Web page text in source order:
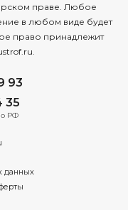
праве. Любое
в любом виде будет
право принадлежит
93
35
РФ
данных